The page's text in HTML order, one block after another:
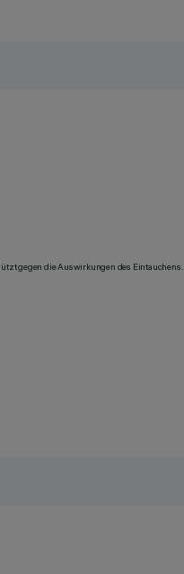
gegen die Auswirkungen des Eintauchens.